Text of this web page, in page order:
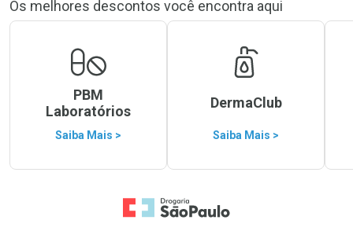
Os melhores descontos você encontra aqui
PBM
Laboratórios
Saiba Mais >
DermaClub
Saiba Mais >
Ir para a Home